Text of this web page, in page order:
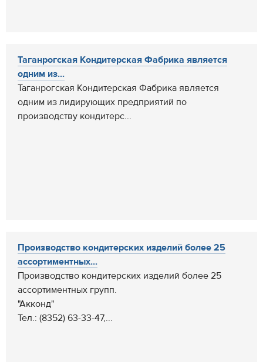
Таганрогская Кондитерская Фабрика является
одним из...
Таганрогская Кондитерская Фабрика является
одним из лидирующих предприятий по
производству кондитерс...
Производство кондитерских изделий более 25
ассортиментных...
Производство кондитерских изделий более 25
ассортиментных групп.
"Акконд"
Тел.: (8352) 63-33-47,...